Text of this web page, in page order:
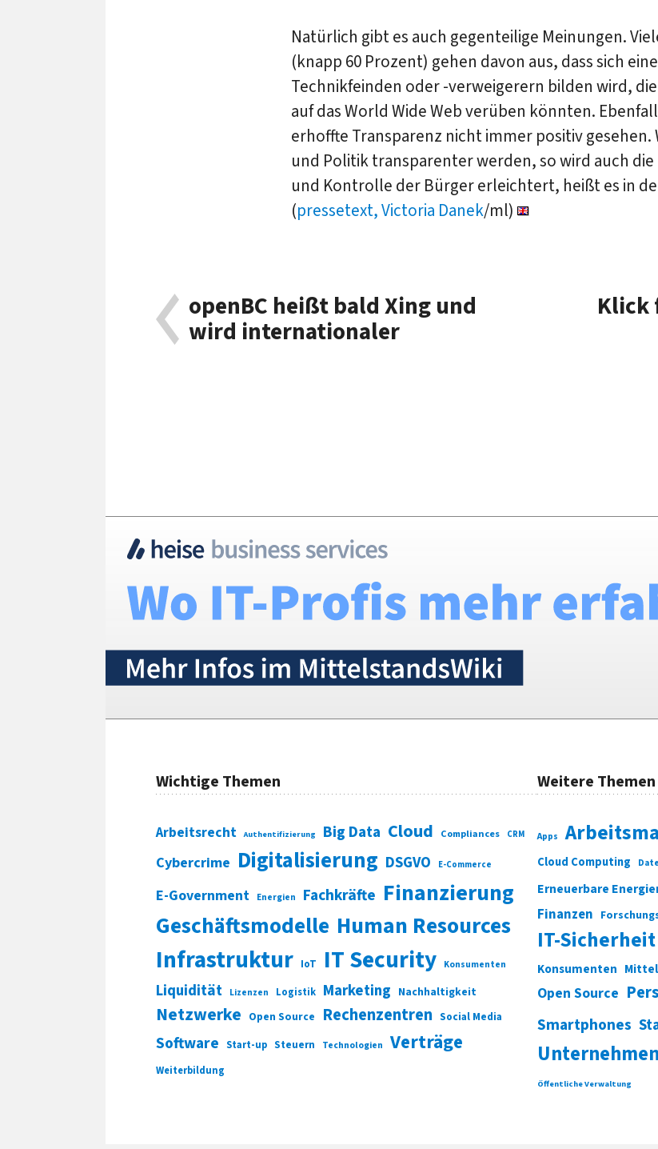
Natürlich gibt es auch gegenteilige Meinungen.
(knapp 60 Prozent) gehen davon aus, dass sich
Technikfeinden oder -verweigerern bilden wird,
auf das World Wide Web verüben könnten.
erhoffte Transparenz nicht immer positiv gesehen.
und Politik transparenter werden, so wird auch
und Kontrolle der Bürger erleichtert, heißt es in
(pressetext, Victoria Danek/ml)
openBC heißt bald Xing und
wird internationaler
Klick
Wichtige Themen
Arbeitsrecht Authentifizierung Big Data Cloud Compliances CRM
Cybercrime Digitalisierung DSGVO E-Commerce
E-Government Energien Fachkräfte Finanzierung
Geschäftsmodelle Human Resources
Infrastruktur IoT IT Security Konsumenten
Liquidität Lizenzen Logistik Marketing Nachhaltigkeit
Netzwerke Open Source Rechenzentren Social Media
Software Start-up Steuern Technologien Verträge
Weiterbildung
Weitere Themen
Apps
Cloud Computing
Erneuerbare
Finanzen
IT-Sicherheit
Konsumenten
Open Source
Smartphones
Unternehmen
Öffentliche Verwaltung